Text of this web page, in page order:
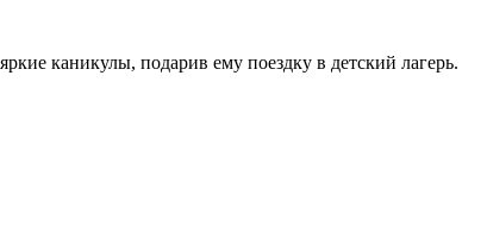
каникулы, подарив ему поездку в детский лагерь.